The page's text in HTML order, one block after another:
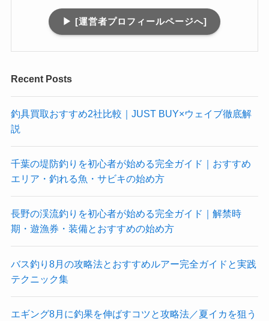
▶︎ [運営者プロフィールページへ]
Recent Posts
釣具買取おすすめ2社比較｜JUST BUY×ウェイブ徹底解
説
千葉の堤防釣りを初心者が始める完全ガイド｜おすすめ
エリア・釣れる魚・サビキの始め方
長野の渓流釣りを初心者が始める完全ガイド｜解禁時
期・遊漁券・装備とおすすめの始め方
バス釣り8月の攻略法とおすすめルアー完全ガイドと実践
テクニック集
エギング8月に釣果を伸ばすコツと攻略法／夏イカを狙う